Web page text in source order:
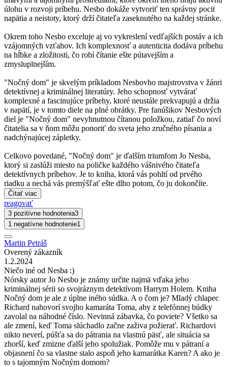
úlohu v rozvoji príbehu. Nesbo dokáže vytvoriť ten správny pocit
napätia a neistoty, ktorý drží čitateľa zaseknutého na každej stránke.
Okrem toho Nesbo exceluje aj vo vykreslení vedľajších postáv a ich
vzájomných vzťahov. Ich komplexnosť a autenticita dodáva príbehu
na hĺbke a zložitosti, čo robí čítanie ešte pútavejším a
zmysluplnejším.
"Nočný dom" je skvelým príkladom Nesbovho majstrovstva v žánri
detektívnej a kriminálnej literatúry. Jeho schopnosť vytvárať
komplexné a fascinujúce príbehy, ktoré neustále prekvapujú a držia
v napätí, je v tomto diele na plné obrátky. Pre fanúšikov Nesbových
diel je "Nočný dom" nevyhnutnou čítanou položkou, zatiaľ čo noví
čitatelia sa v ňom môžu ponoriť do sveta jeho zručného písania a
nadchýnajúcej zápletky.
Celkovo povedané, "Nočný dom" je ďalším triumfom Jo Nesba,
ktorý si zaslúži miesto na poličke každého vášnivého čitateľa
detektívnych príbehov. Je to kniha, ktorá vás pohltí od prvého
riadku a nechá vás premýšľať ešte dlho potom, čo ju dokončíte.
Čítať viac
reagovať
3 pozitívne hodnotenia3
1 negatívne hodnotenie1
Martin Petráš
Overený zákazník
1.2.2024
Niečo iné od Nesba :)
Nórsky autor Jo Nesbo je známy určite najmä vďaka jeho
kriminálnej sérii so svojráznym detektívom Harrym Holem. Kniha
Nočný dom je ale z úplne iného súdka. A o čom je? Mladý chlapec
Richard nahovorí svojho kamaráta Toma, aby z telefónnej búdky
zavolal na náhodné číslo. Nevinná zábavka, čo poviete? Všetko sa
ale zmení, keď Toma slúchadlo začne zaživa požierať. Richardovi
nikto neverí, púšťa sa do pátrania na vlastnú päsť, ale situácia sa
zhorší, keď zmizne ďalší jeho spolužiak. Pomôže mu v pátraní a
objasnení čo sa vlastne stalo aspoň jeho kamarátka Karen? A ako je
to s tajomným Nočným domom?